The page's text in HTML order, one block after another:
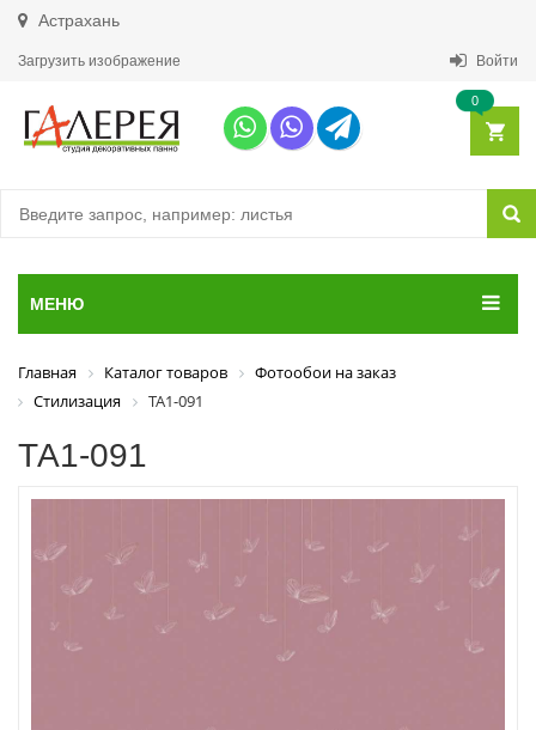
Астрахань
Загрузить изображение Войти
0
МЕНЮ
Главная Каталог товаров
Фотообои на заказ
Стилизация
ТА1-091
ТА1-091